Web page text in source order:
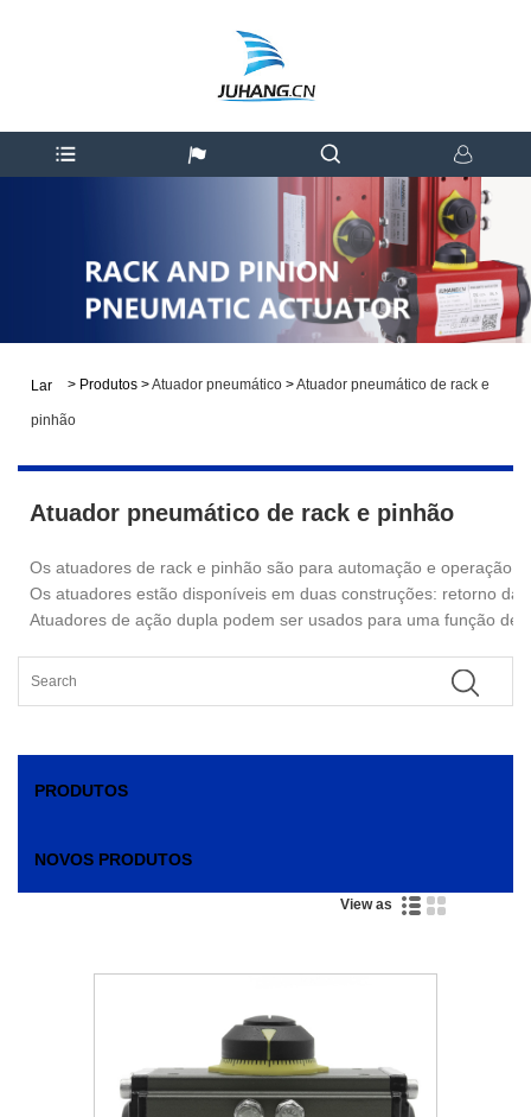
Lar > Produtos >Atuador pneumático >Atuador pneumático de rack e
pinhão
Atuador pneumático de rack e pinhão
Os atuadores de rack e pinhão são para automação e operação
Os atuadores estão disponíveis em duas construções: retorno
Atuadores de ação dupla podem ser usados ​​para uma função de
PRODUTOS
NOVOS PRODUTOS
View as